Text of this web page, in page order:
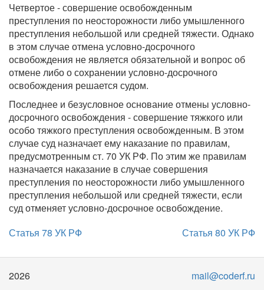
Четвертое - совершение освобожденным
преступления по неосторожности либо умышленного
преступления небольшой или средней тяжести. Однако
в этом случае отмена условно-досрочного
освобождения не является обязательной и вопрос об
отмене либо о сохранении условно-досрочного
освобождения решается судом.
Последнее и безусловное основание отмены условно-
досрочного освобождения - совершение тяжкого или
особо тяжкого преступления освобожденным. В этом
случае суд назначает ему наказание по правилам,
предусмотренным ст. 70 УК РФ. По этим же правилам
назначается наказание в случае совершения
преступления по неосторожности либо умышленного
преступления небольшой или средней тяжести, если
суд отменяет условно-досрочное освобождение.
Статья 78 УК РФ
Статья 80 УК РФ
2026 mail@coderf.ru